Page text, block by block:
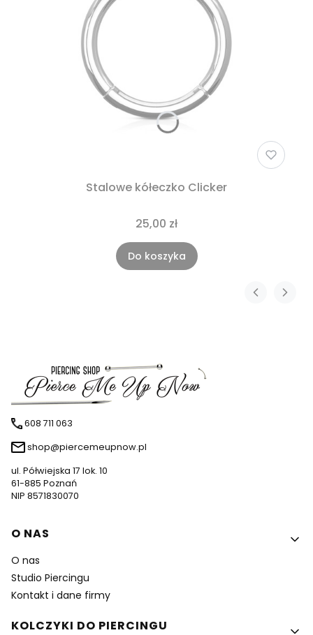
Stalowe kółeczko Clicker
25,00 zł
Do koszyka
608 711 063
shop@piercemeupnow.pl
ul. Półwiejska 17 lok. 10
61-885 Poznań
NIP 8571830070
Linki w stopce
O NAS
O nas
Studio Piercingu
Kontakt i dane firmy
KOLCZYKI DO PIERCINGU